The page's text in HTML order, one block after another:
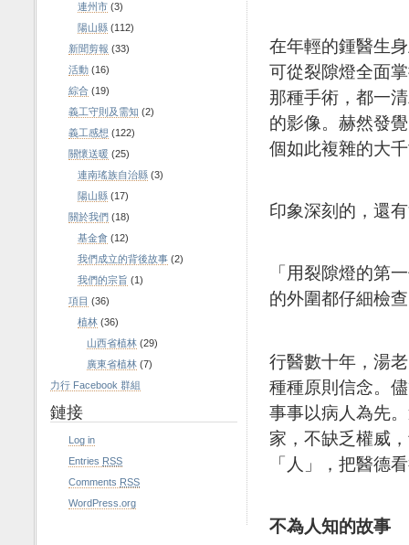
在年輕的鍾醫生
可從裂隙燈全面
那種手術，都一
的影像。赫然發
個如此複雜的大
印象深刻的，還
「用裂隙燈的第
的外圍都仔細檢
行醫數十年，湯
種種原則信念。
事事以病人為先
家，不缺乏權威
「人」，把醫德
不為人知的故事
連州市 (3)
陽山縣 (112)
新聞剪報 (33)
活動 (16)
綜合 (19)
義工守則及需知 (2)
義工感想 (122)
關懷送暖 (25)
連南瑤族自治縣 (3)
陽山縣 (17)
關於我們 (18)
基金會 (12)
我們成立的背後故事 (2)
我們的宗旨 (1)
項目 (36)
植林 (36)
山西省植林 (29)
廣東省植林 (7)
力行 Facebook 群組
鏈接
Log in
Entries RSS
Comments RSS
WordPress.org